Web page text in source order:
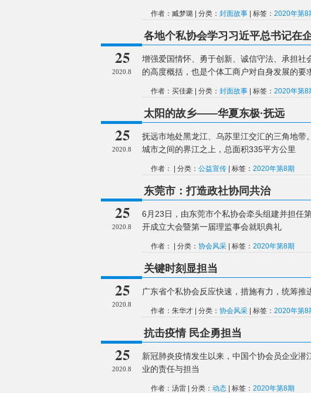
作者：臧梦璐 | 分类： 封面故事 | 标签： 2020年第8
25
2020.8
各地个私协会学习习近平总书记在
增强爱国情怀、勇于创新、诚信守法、承担
的高度概括，也是个体工商户对自身发展的要
作者：买佳豪 | 分类： 封面故事 | 标签： 2020年第8
25
2020.8
太阳的故乡——华夏东极·抚远
抚远市地处黑龙江、乌苏里江交汇的三角地
城市之间的界江之上，总面积335平方公里
作者： | 分类： 公益宣传 | 标签： 2020年第8期
25
2020.8
东莞市：打造政社协同共治
6月23日，由东莞市个私协会牵头组建并担任
开成立大会暨第一届理监事会就职典礼
作者： | 分类： 协会风采 | 标签： 2020年第8期
25
2020.8
关键时刻显担当
广东省个私协会反应快速，措施有力，统筹推
作者：朱华才 | 分类： 协会风采 | 标签： 2020年第8
25
2020.8
抗击疫情 民企勇担当
新冠肺炎疫情发生以来，中国个协会员企业
业的责任与担当
作者：汤雷 | 分类： 动态 | 标签： 2020年第8期